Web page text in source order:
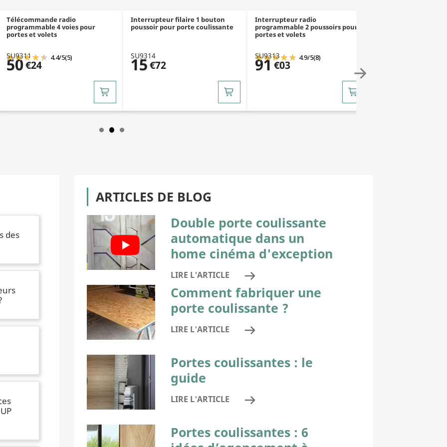
Télécommande radio
programmable 4 voies pour
portes et volets
SU9311 4.4/5(5)
50€24
Interrupteur filaire 1 bouton
poussoir pour porte coulissante
SU9314
15€72
Interrupteur radio
programmable 2 poussoirs pour
portes et volets
SU9313 4.9/5(8)
91€03
des
ARTICLES DE BLOG
Double porte coulissante
automatique dans un
home cinéma d'exception
LIRE L'ARTICLE
Comment fabriquer une
porte coulissante ?
LIRE L'ARTICLE
Portes coulissantes : le
guide
LIRE L'ARTICLE
Portes coulissantes : 6